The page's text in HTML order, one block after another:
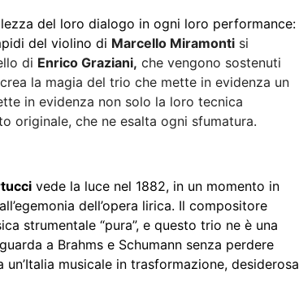
del loro dialogo in ogni loro performance:
del violino di Marcello Miramonti si
di Enrico Graziani, che vengono sostenuti
la magia del trio che mette in evidenza un
in evidenza non solo la loro tecnica
originale, che ne esalta ogni sfumatura.
vede la luce nel 1882, in un momento in
dell’opera lirica. Il compositore
strumentale “pura”, e questo trio ne è una
a Brahms e Schumann senza perdere
musicale in trasformazione, desiderosa